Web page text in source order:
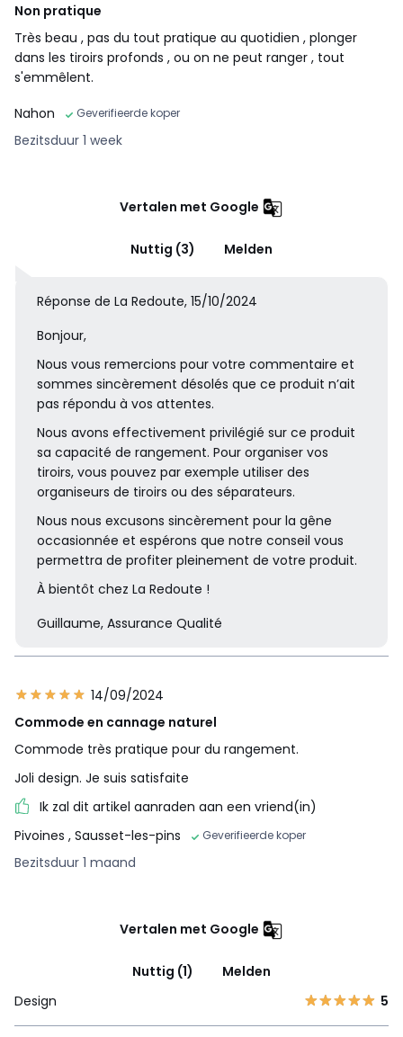
Non pratique
Très beau , pas du tout pratique au quotidien , plonger
dans les tiroirs profonds , ou on ne peut ranger , tout
s'emmêlent.
Nahon
Geverifieerde koper
Bezitsduur 1 week
Vertalen met Google
Nuttig (3) Melden
Réponse de La Redoute, 15/10/2024
Bonjour,
Nous vous remercions pour votre commentaire et
sommes sincèrement désolés que ce produit n’ait
pas répondu à vos attentes.
Nous avons effectivement privilégié sur ce produit
sa capacité de rangement. Pour organiser vos
tiroirs, vous pouvez par exemple utiliser des
organiseurs de tiroirs ou des séparateurs.
Nous nous excusons sincèrement pour la gêne
occasionnée et espérons que notre conseil vous
permettra de profiter pleinement de votre produit.
À bientôt chez La Redoute !
Guillaume, Assurance Qualité
14/09/2024
Commode en cannage naturel
Commode très pratique pour du rangement.
Joli design. Je suis satisfaite
Ik zal dit artikel aanraden aan een vriend(in)
Pivoines , Sausset-les-pins Geverifieerde koper
Bezitsduur 1 maand
Vertalen met Google
Nuttig (1)
Melden
Design
5